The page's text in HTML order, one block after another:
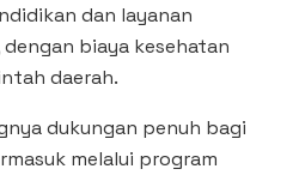
dan layanan
biaya kesehatan
daerah.
dukungan penuh bagi
melalui program